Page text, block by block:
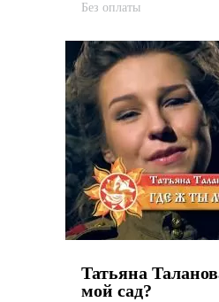
Без оплаты
Татьяна
мой сад?